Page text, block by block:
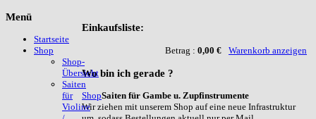
Einkaufsliste:
Betrag : 0,00 € Warenkorb anzeigen
Wobin ich gerade ?
ShopSaiten für Gambe u. Zupfinstrumente
Wir ziehen mit unserem Shop auf eine neue Infrastruktur
Menü
Startseite
Shop
Shop-
Übersicht
Saiten
für
Violine